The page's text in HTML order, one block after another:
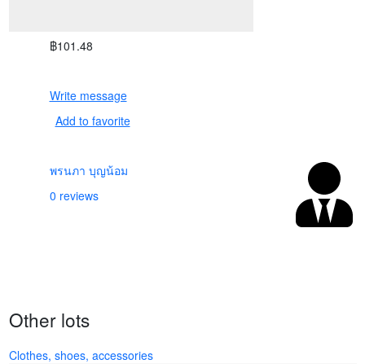
฿101.48
Write message
Add to favorite
พรนภา บุญน้อม
0 reviews
Other lots
Clothes, shoes, accessories